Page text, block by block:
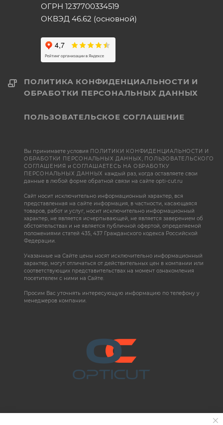
ОГРН 1237700334519
ОКВЭД 46.62 (основной)
ПОЛИТИКА КОНФИДЕНЦИАЛЬНОСТИ И
ОБРАБОТКИ ПЕРСОНАЛЬНЫХ ДАННЫХ
ПОЛЬЗОВАТЕЛЬСКОЕ СОГЛАШЕНИЕ
Вы принимаете условия ПОЛИТИКИ КОНФИДЕНЦИАЛЬНОСТИ И
ОБРАБОТКИ ПЕРСОНАЛЬНЫХ ДАННЫХ, ПОЛЬЗОВАТЕЛЬСКОГО
СОГЛАШЕНИЯ иСОГЛАШАЕТЕСЬ НА ОБРАБОТКУ
ПЕРСОНАЛЬНЫХ ДАННЫХ каждый раз, когда оставляете свои
данные в любой форме обратной связи на сайте opti-cut.ru
Сайт носит исключительно информационный характер, вся
представленная на сайте информация, в частности, касающаяся
товаров, работ и услуг, носит исключительно информационный
характер, не является исчерпывающей, не является заверением об
обстоятельствах и не является публичной офертой, определяемой
положениями статей 435, 437 Гражданского кодекса Российской
Федерации.
Указанные на Сайте цены носят исключительно информационный
характер, могут отличаться от действительных цен в компании или
соответствующих представительствах на момент ознакомления
посетителем с ними на Сайте.
Просим Вас уточнять интересующую информацию по телефону у
менеджеров компании.